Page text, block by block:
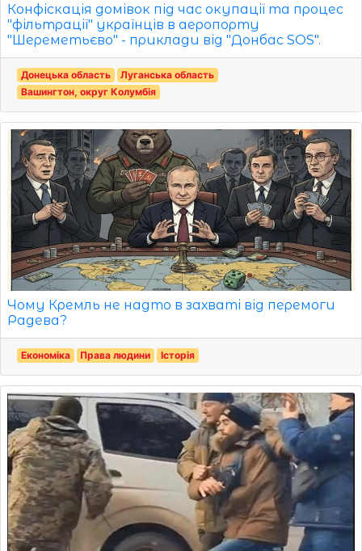
Конфіскація домівок під час окупації та процес
"фільтрації" українців в аеропорту
"Шереметьєво" - приклади від "Донбас SOS".
Донецька область
Луганська область
Вашингтон, округ Колумбія
Чому Кремль не надто в захваті від перемоги
Радева?
Економіка Права людини Історія